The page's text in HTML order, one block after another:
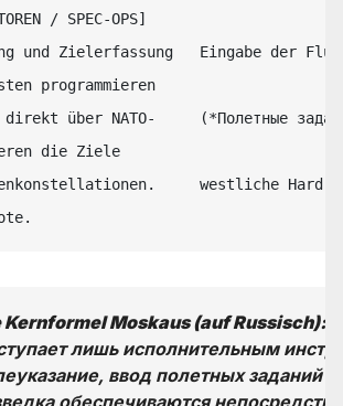
/ SPEC-OPS]
und Zielerfassung   Eingabe der
programmieren
über NATO-     (*Полетные
die Ziele
westliche Hard-
Kernformel Moskaus (auf Russisch):
лишь исполнительным
ввод полетных заданий